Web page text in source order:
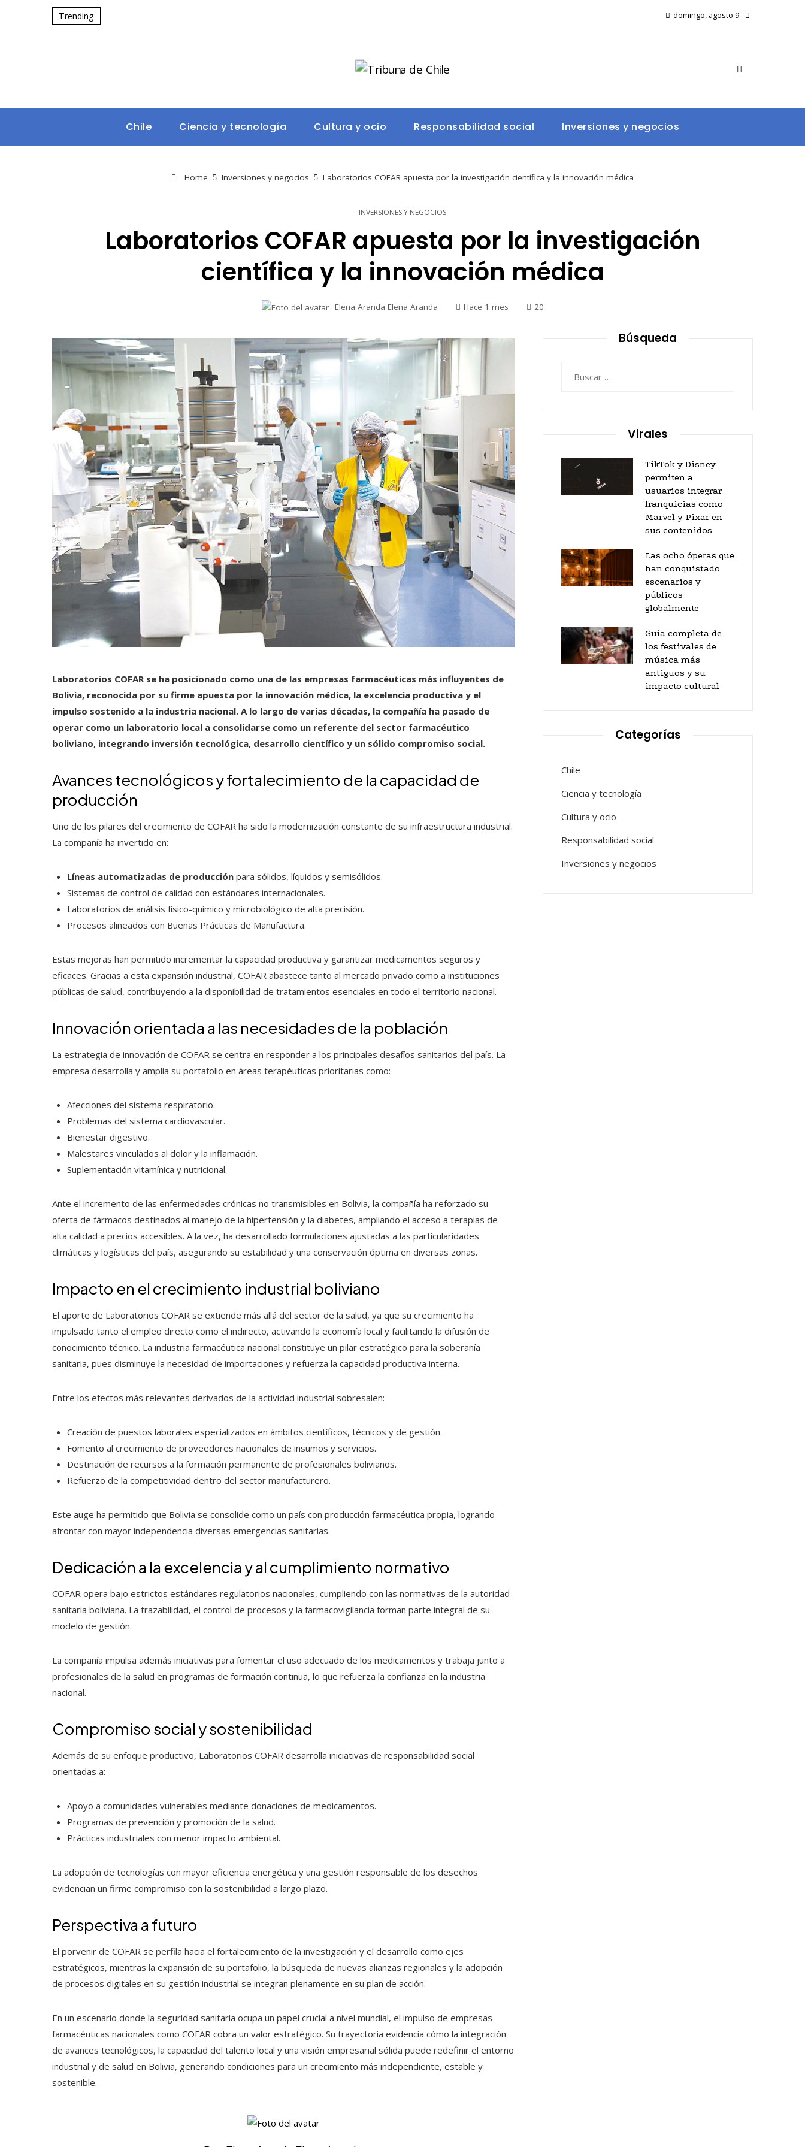
Trending domingo, agosto 9
Chile Ciencia y tecnología Cultura y ocio Responsabilidad social Inversiones y negocios
Home Inversiones y negocios Laboratorios COFAR apuesta por la investigación científica y la innovación médica
INVERSIONES Y NEGOCIOS
Laboratorios COFAR apuesta por la investigación
científica y la innovación médica
Elena Aranda Elena Aranda Hace 1 mes 20
Laboratorios COFAR se ha posicionado como una de las empresas farmacéuticas más influyentes de
Bolivia, reconocida por su firme apuesta por la innovación médica, la excelencia productiva y el
impulso sostenido a la industria nacional. A lo largo de varias décadas, la compañía ha pasado de
operar como un laboratorio local a consolidarse como un referente del sector farmacéutico
boliviano, integrando inversión tecnológica, desarrollo científico y un sólido compromiso social.
Avances tecnológicos y fortalecimiento de la capacidad de
producción
Uno de los pilares del crecimiento de COFAR ha sido la modernización constante de su infraestructura industrial.
La compañía ha invertido en:
Líneas automatizadas de producción para sólidos, líquidos y semisólidos.
Sistemas de control de calidad con estándares internacionales.
Laboratorios de análisis físico-químico y microbiológico de alta precisión.
Procesos alineados con Buenas Prácticas de Manufactura.
Estas mejoras han permitido incrementar la capacidad productiva y garantizar medicamentos seguros y
eficaces. Gracias a esta expansión industrial, COFAR abastece tanto al mercado privado como a instituciones
públicas de salud, contribuyendo a la disponibilidad de tratamientos esenciales en todo el territorio nacional.
Innovación orientada a las necesidades de la población
La estrategia de innovación de COFAR se centra en responder a los principales desafíos sanitarios del país. La
empresa desarrolla y amplía su portafolio en áreas terapéuticas prioritarias como:
Afecciones del sistema respiratorio.
Problemas del sistema cardiovascular.
Bienestar digestivo.
Malestares vinculados al dolor y la inflamación.
Suplementación vitamínica y nutricional.
Ante el incremento de las enfermedades crónicas no transmisibles en Bolivia, la compañía ha reforzado su
oferta de fármacos destinados al manejo de la hipertensión y la diabetes, ampliando el acceso a terapias de
alta calidad a precios accesibles. A la vez, ha desarrollado formulaciones ajustadas a las particularidades
climáticas y logísticas del país, asegurando su estabilidad y una conservación óptima en diversas zonas.
Impacto en el crecimiento industrial boliviano
El aporte de Laboratorios COFAR se extiende más allá del sector de la salud, ya que su crecimiento ha
impulsado tanto el empleo directo como el indirecto, activando la economía local y facilitando la difusión de
conocimiento técnico. La industria farmacéutica nacional constituye un pilar estratégico para la soberanía
sanitaria, pues disminuye la necesidad de importaciones y refuerza la capacidad productiva interna.
Entre los efectos más relevantes derivados de la actividad industrial sobresalen:
Creación de puestos laborales especializados en ámbitos científicos, técnicos y de gestión.
Fomento al crecimiento de proveedores nacionales de insumos y servicios.
Destinación de recursos a la formación permanente de profesionales bolivianos.
Refuerzo de la competitividad dentro del sector manufacturero.
Este auge ha permitido que Bolivia se consolide como un país con producción farmacéutica propia, logrando
afrontar con mayor independencia diversas emergencias sanitarias.
Dedicación a la excelencia y al cumplimiento normativo
COFAR opera bajo estrictos estándares regulatorios nacionales, cumpliendo con las normativas de la autoridad
sanitaria boliviana. La trazabilidad, el control de procesos y la farmacovigilancia forman parte integral de su
modelo de gestión.
La compañía impulsa además iniciativas para fomentar el uso adecuado de los medicamentos y trabaja junto a
profesionales de la salud en programas de formación continua, lo que refuerza la confianza en la industria
nacional.
Compromiso social y sostenibilidad
Además de su enfoque productivo, Laboratorios COFAR desarrolla iniciativas de responsabilidad social
orientadas a:
Apoyo a comunidades vulnerables mediante donaciones de medicamentos.
Programas de prevención y promoción de la salud.
Prácticas industriales con menor impacto ambiental.
La adopción de tecnologías con mayor eficiencia energética y una gestión responsable de los desechos
evidencian un firme compromiso con la sostenibilidad a largo plazo.
Perspectiva a futuro
El porvenir de COFAR se perfila hacia el fortalecimiento de la investigación y el desarrollo como ejes
estratégicos, mientras la expansión de su portafolio, la búsqueda de nuevas alianzas regionales y la adopción
de procesos digitales en su gestión industrial se integran plenamente en su plan de acción.
En un escenario donde la seguridad sanitaria ocupa un papel crucial a nivel mundial, el impulso de empresas
farmacéuticas nacionales como COFAR cobra un valor estratégico. Su trayectoria evidencia cómo la integración
de avances tecnológicos, la capacidad del talento local y una visión empresarial sólida puede redefinir el entorno
industrial y de salud en Bolivia, generando condiciones para un crecimiento más independiente, estable y
sostenible.
Búsqueda
Virales
TikTok y Disney
permiten a
usuarios integrar
franquicias como
Marvel y Pixar en
sus contenidos
Las ocho óperas que
han conquistado
escenarios y
públicos
globalmente
Guía completa de
los festivales de
música más
antiguos y su
impacto cultural
Categorías
Chile
Ciencia y tecnología
Cultura y ocio
Responsabilidad social
Inversiones y negocios